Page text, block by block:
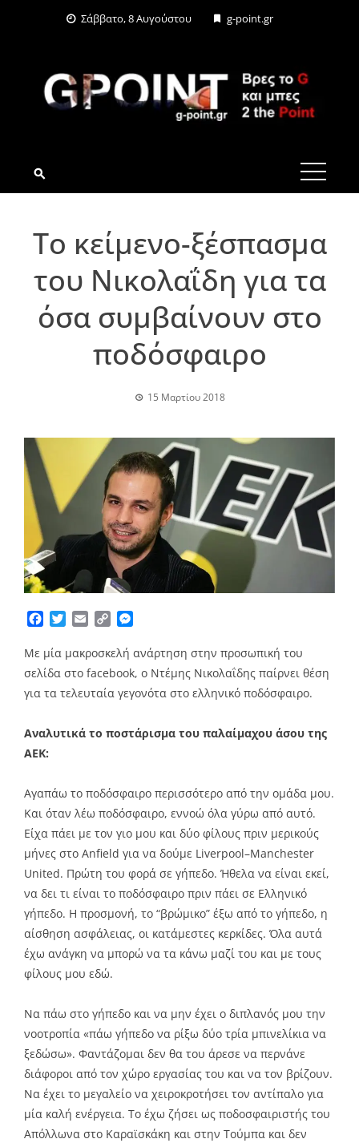
Σάββατο, 8 Αυγούστου g-point.gr
G-POINT.GR
Το κείμενο-ξέσπασμα
του Νικολαΐδη για τα
όσα συμβαίνουν στο
ποδόσφαιρο
15 Μαρτίου 2018
Facebook
TwitterEmailCopy
Με μία μακροσκελή ανάρτηση στην προσωπική του
σελίδα στο facebook, ο Ντέμης Νικολαΐδης παίρνει θέση
για τα τελευταία γεγονότα στο ελληνικό ποδόσφαιρο.
Αναλυτικά το ποστάρισμα του παλαίμαχου άσου της
ΑΕΚ:
Αγαπάω το ποδόσφαιρο περισσότερο από την ομάδα μου.
Και όταν λέω ποδόσφαιρο, εννοώ όλα γύρω από αυτό.
Είχα πάει με τον γιο μου και δύο φίλους πριν μερικούς
μήνες στο Anfield για να δούμε Liverpool–Manchester
United. Πρώτη του φορά σε γήπεδο. Ήθελα να είναι εκεί,
να δει τι είναι το ποδόσφαιρο πριν πάει σε Ελληνικό
γήπεδο. Η προσμονή, το “βρώμικο” έξω από το γήπεδο, η
αίσθηση ασφάλειας, οι κατάμεστες κερκίδες. Όλα αυτά
έχω ανάγκη να μπορώ να τα κάνω μαζί του και με τους
φίλους μου εδώ.
Να πάω στο γήπεδο και να μην έχει ο διπλανός μου την
νοοτροπία «πάω γήπεδο να ρίξω δύο τρία μπινελίκια να
ξεδώσω». Φαντάζομαι δεν θα του άρεσε να περνάνε
διάφοροι από τον χώρο εργασίας του και να τον βρίζουν.
Να έχει το μεγαλείο να χειροκροτήσει τον αντίπαλο για
μία καλή ενέργεια. Το έχω ζήσει ως ποδοσφαιριστής του
Απόλλωνα στο Καραϊσκάκη και στην Τούμπα και δεν